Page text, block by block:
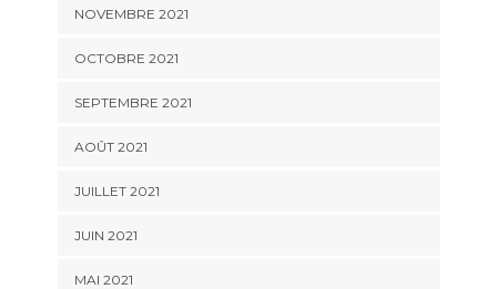
NOVEMBRE 2021
OCTOBRE 2021
SEPTEMBRE 2021
AOÛT 2021
JUILLET 2021
JUIN 2021
MAI 2021